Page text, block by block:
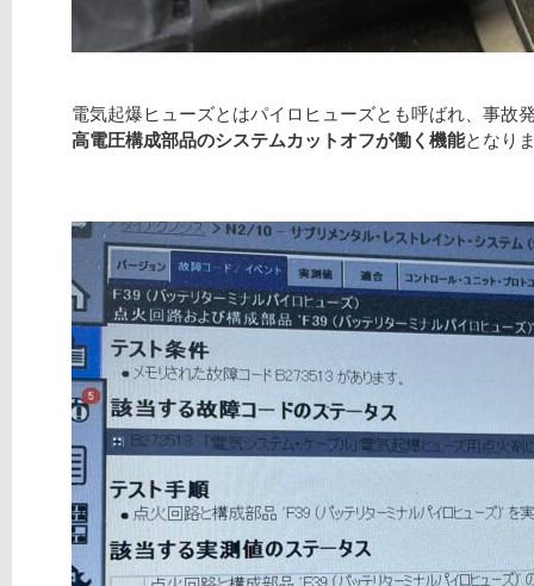
電気起爆ヒューズとはパイロヒューズとも呼ばれ、事故
高電圧構成部品のシステムカットオフが働く機能となり